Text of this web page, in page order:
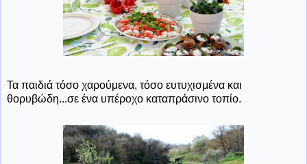
Τα παιδιά τόσο χαρούμενα, τόσο ευτυχισμένα και
θορυβώδη...σε ένα υπέροχο καταπράσινο τοπίο.